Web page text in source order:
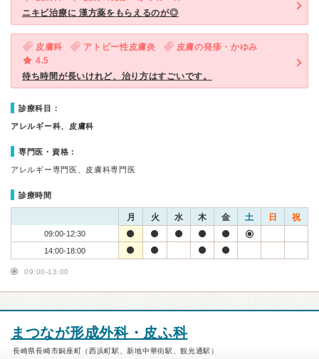
ニキビ治療に 漢方薬をもらえるのが◎
皮膚科 アトピー性皮膚炎
皮膚の発疹・かゆみ
4.5
待ち時間が長いけれど、治り方はすごいです。
診療科目：
アレルギー科、皮膚科
専門医・資格：
アレルギー専門医、皮膚科専門医
診療時間
月 火 水 木 金 土 日 祝
09:00-12:30
14:00-18:00
09:00-13:00
まつなが形成外科・皮ふ科
長崎県長崎市銅座町（西浜町駅、新地中華街駅、観光通駅）